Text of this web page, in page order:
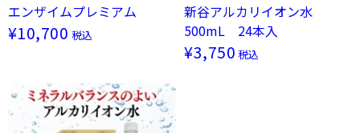
エンザイムプレミアム
¥10,700 税込
新谷アルカリイオン水
500mL 24本入
¥3,750 税込